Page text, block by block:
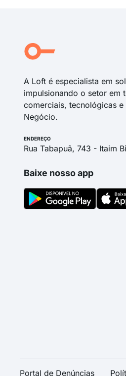
Rua Alice de Sant' Anna Coutinho
A Loft é especialista em
impulsionando o setor em
comerciais, tecnológicas
Negócio.
ENDEREÇO
Rua Tabapuã, 743 - Itaim
Baixe nosso app
Portal de Denúncias